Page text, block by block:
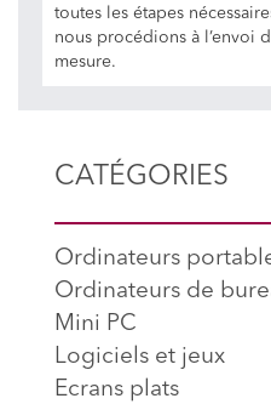
toutes les étapes
nous procédions à l’envoi
mesure.
CATÉGORIES
Ordinateurs
Ordinateurs de
Mini PC
Logiciels et jeux
Ecrans plats